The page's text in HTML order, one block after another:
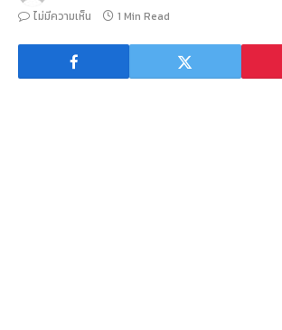
ไม่มีความเห็น
1 Min Read